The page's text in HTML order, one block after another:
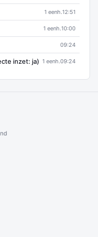
1 eenh.12:51
1 eenh.10:00
09:24
inzet: ja) 1 eenh.09:24